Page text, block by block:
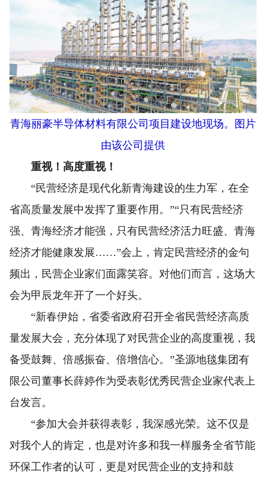
青海丽豪半导体材料有限公司项目建设地现场。图片
由该公司提供
重视！高度重视！
“民营经济是现代化新青海建设的生力军，在全
省高质量发展中发挥了重要作用。”“只有民营经济
强、青海经济才能强，只有民营经济活力旺盛、青海
经济才能健康发展……”会上，肯定民营经济的金句
频出，民营企业家们面露笑容。对他们而言，这场大
会为甲辰龙年开了一个好头。
“新春伊始，省委省政府召开全省民营经济高质
量发展大会，充分体现了对民营企业的高度重视，我
备受鼓舞、倍感振奋、倍增信心。”圣源地毯集团有
限公司董事长薛婷作为受表彰优秀民营企业家代表上
台发言。
“参加大会并获得表彰，我深感光荣。这不仅是
对我个人的肯定，也是对许多和我一样服务全省节能
环保工作者的认可，更是对民营企业的支持和鼓